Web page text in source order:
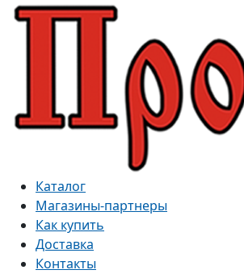
Каталог
Магазины-партнеры
Как купить
Доставка
Контакты